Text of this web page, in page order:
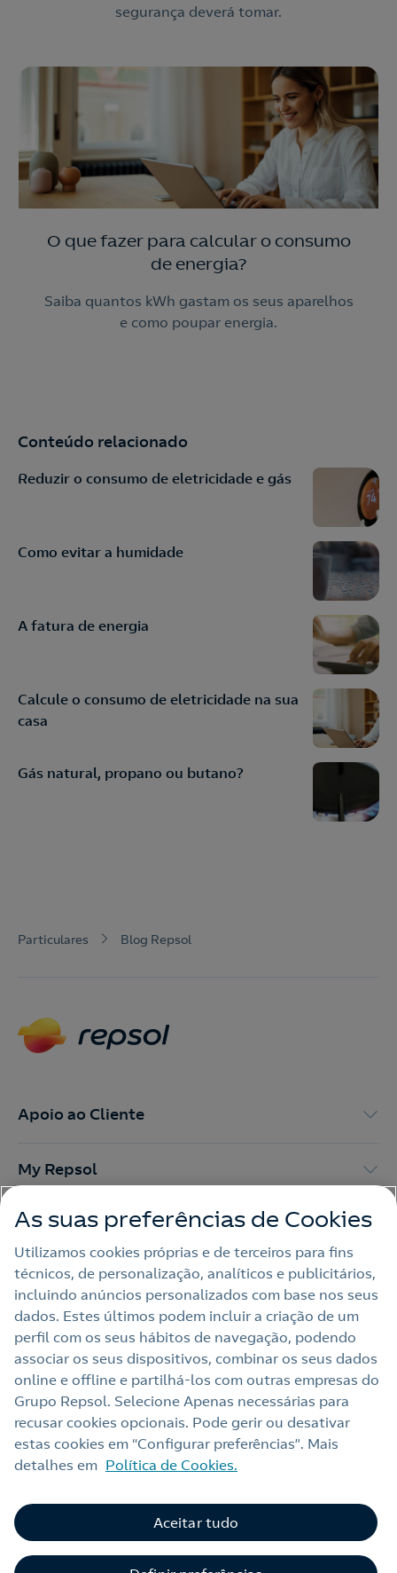
segurança deverá tomar.
O que fazer para calcular o consumo
de energia?
Saiba quantos kWh gastam os seus aparelhos
e como poupar energia.
Conteúdo relacionado
Reduzir o consumo de eletricidade e gás
Como evitar a humidade
A fatura de energia
Calcule o consumo de eletricidade na sua
casa
Gás natural, propano ou butano?
Particulares Blog Repsol
Apoio ao Cliente
My Repsol
Outras Energias
Links Úteis
Nota legal
Política de privacidade
Política de cookies
Termos e Condições My Repsol
Alerta por fraude
Livro de Reclamações Online
As suas preferências de Cookies
Utilizamos cookies próprias e de terceiros para fins
técnicos, de personalização, analíticos e publicitários,
incluindo anúncios personalizados com base nos seus
dados. Estes últimos podem incluir a criação de um
perfil com os seus hábitos de navegação, podendo
associar os seus dispositivos, combinar os seus dados
online e offline e partilhá‑los com outras empresas do
Grupo Repsol. Selecione Apenas necessárias para
recusar cookies opcionais. Pode gerir ou desativar
estas cookies em “Configurar preferências”. Mais
detalhes em Política de Cookies.
Aceitar tudo